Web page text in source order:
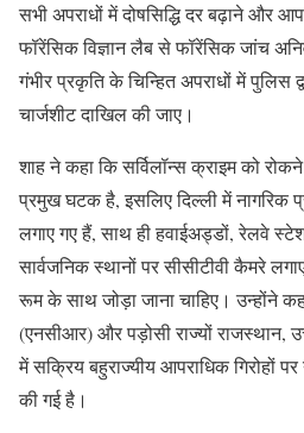
सभी अपराधों में दोषसिद्धि दर बढ़ाने और
फॉरेंसिक विज्ञान लैब से फॉरेंसिक जांच
गंभीर प्रकृति के चिन्हित अपराधों में पुलिस
चार्जशीट दाखिल की जाए।
शाह ने कहा कि सर्विलॉन्स क्राइम को
प्रमुख घटक है, इसलिए दिल्ली में नागरिक
लगाए गए हैं, साथ ही हवाईअड्डों, रेलवे
सार्वजनिक स्थानों पर सीसीटीवी कैमरे
रूम के साथ जोड़ा जाना चाहिए। उन्होंने
(एनसीआर) और पड़ोसी राज्यों राजस्थान,
में सक्रिय बहुराज्यीय आपराधिक गिरोहों
की गई है।